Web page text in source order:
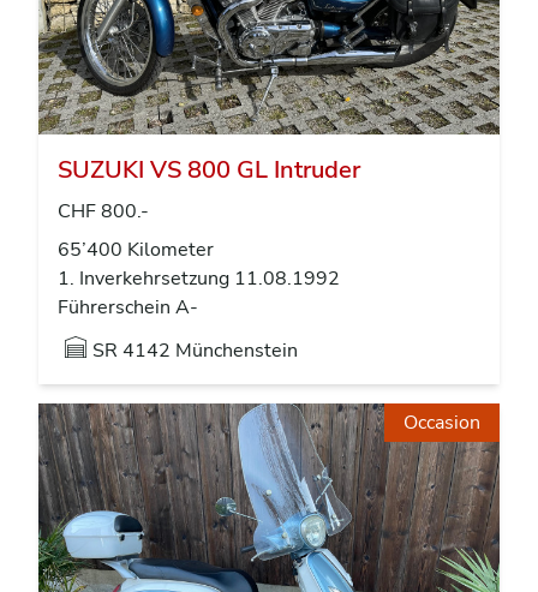
SUZUKI VS 800 GL Intruder
CHF 800.-
65’400 Kilometer
1. Inverkehrsetzung 11.08.1992
Führerschein A-
SR4142 Münchenstein
Occasion